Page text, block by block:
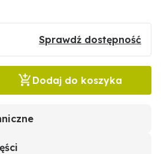
Sprawdź dostępność
Dodaj do koszyka